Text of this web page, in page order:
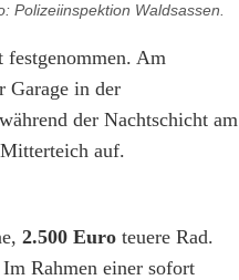
Polizeiinspektion Waldsassen.
festgenommen. Am
Garage in der
der Nachtschicht am
auf.
2.500 Euro teuere Rad.
Rahmen einer sofort